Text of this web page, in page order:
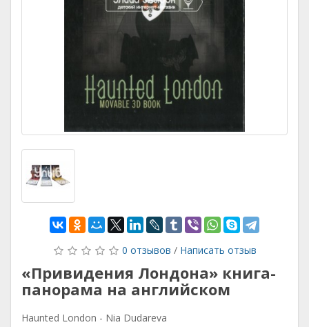
0 отзывов / Написать отзыв
«Привидения Лондона» книга-
панорама на английском
Haunted London - Nia Dudareva